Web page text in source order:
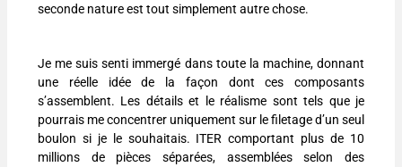
seconde nature est tout simplement autre chose.
Je me suis senti immergé dans toute la machine, donnant
une réelle idée de la façon dont ces composants
s’assemblent. Les détails et le réalisme sont tels que je
pourrais me concentrer uniquement sur le filetage d’un seul
boulon si je le souhaitais. ITER comportant plus de 10
millions de pièces séparées, assemblées selon des